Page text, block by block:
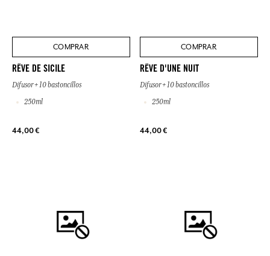
COMPRAR
RÊVE DE SICILE
Difusor + 10 bastoncillos
250ml
44,00 €
COMPRAR
RÊVE D'UNE NUIT
Difusor + 10 bastoncillos
250ml
44,00 €